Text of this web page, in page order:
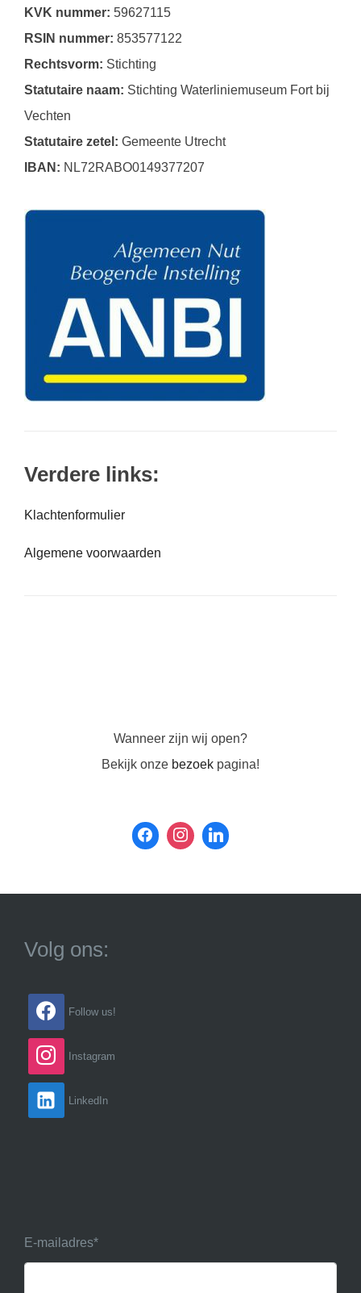
KVK nummer: 59627115
RSIN nummer: 853577122
Rechtsvorm: Stichting
Statutaire naam: Stichting Waterliniemuseum Fort bij
Vechten
Statutaire zetel: Gemeente Utrecht
IBAN: NL72RABO0149377207
Verdere links:
Klachtenformulier
Algemene voorwaarden
Wanneer zijn wij open?
Bekijk onze bezoek pagina!
Volg ons:
Follow us!
Instagram
LinkedIn
E-mailadres*